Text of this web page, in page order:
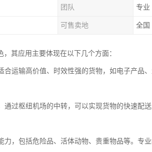
团队 专业
可售卖地 全国
其应用主要体现在以下几个方面：
运输高价值、时效性强的货物，如电子产品
过枢纽机场的中转，可以实现货物的快速配
，包括危险品、活体动物、贵重物品等。专